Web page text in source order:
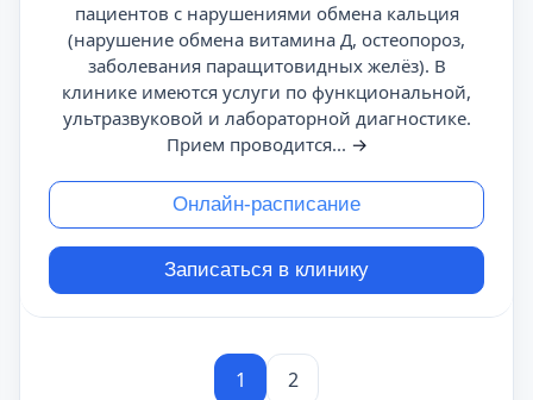
пациентов с нарушениями обмена кальция
(нарушение обмена витамина Д, остеопороз,
заболевания паращитовидных желёз). В
клинике имеются услуги по функциональной,
ультразвуковой и лабораторной диагностике.
Прием проводится... →
Онлайн-расписание
Записаться в клинику
1 2